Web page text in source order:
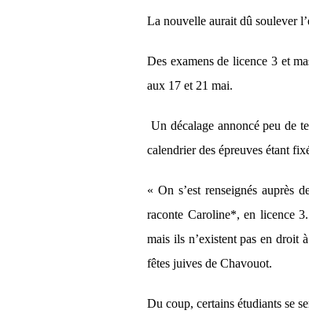
La nouvelle aurait dû soulever
Des examens de licence 3 et
aux 17 et 21 mai.
Un décalage annoncé peu de
calendrier des épreuves étant
« On s’est renseignés auprès
raconte Caroline*, en licence
mais ils n’existent pas en droit
fêtes juives de Chavouot.
Du coup, certains étudiants se